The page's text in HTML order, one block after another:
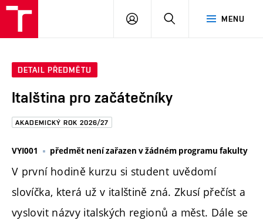
Brno
MENU
PŘIHLÁSIT
DETAIL PŘEDMĚTU
Italština pro začátečníky
AKADEMICKÝ ROK 2026/27
VYI001 předmět není zařazen v žádném programu fakulty
V první hodině kurzu si student uvědomí
slovíčka, která už v italštině zná. Zkusí přečíst a
vyslovit názvy italských regionů a měst. Dále se